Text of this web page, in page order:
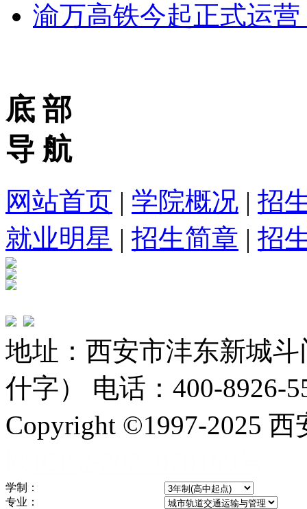
渝万高铁今起正式运
底 部
导 航
网站首页 | 学院概况 | 招
就业明星 | 招生简章 | 招
地址：西安市沣东新城
什字） 电话：400-8926-
Copyright ©1997-2025
学制：
专业：